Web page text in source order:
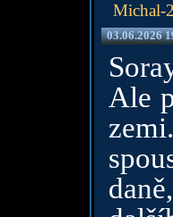
Michal-
03.06.2026
Ale